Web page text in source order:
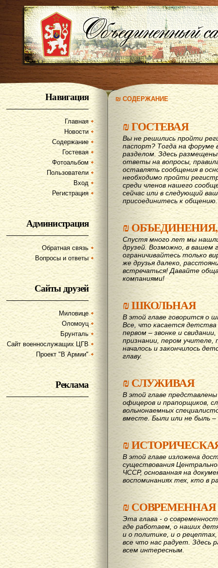
Навигация
Главная
Новости
Содержание
Гостевая
Фотоальбом
Пользователи
Вход
Регистрация
Администрация
Обратная связь
Вопросы и ответы
Сайты друзей
Миловице
Оломоуц
Брунталь
Сайт военнослужащих ЦГВ
Проект "В Армии"
Реклама
₪ СОДЕРЖАНИЕ
₪ГОСТЕВАЯ
Вы не решились пройти
паспорт? Тогда на форуме
разделом. Здесь
ответы на вопросы,
оставлять сообщения в
необходимо пройти
среди членов нашего
сейчас или в следующий
присоединитесь к общению.
₪
Спустя много лет мы
друзей. Возможно, в вашем
ограничивайтесь только
же друзья далеко,
вcтречаться! Давайте
компаниями!
₪ШКОЛЬНАЯ
В этой главе говорится о
Все, что касается
первом – звонке и
признании, пером учителе,
началось и закончилось
главу.
₪СЛУЖИВАЯ
В этой главе
офицеров и прапорщиков,
вольнонаемных
вместе. Были или не быль –
₪
В этой главе изложена
существования
ЧССР, основанная на
воспоминаниях тех, кто в
₪СОВРЕМЕННАЯ
Эта глава - о
где работаем, о наших
и о политике, и о
все что нас радует. Здесь
всем интересным.